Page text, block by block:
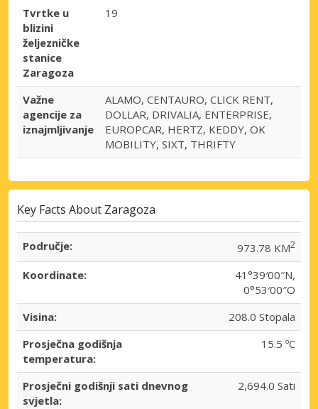
Tvrtke u
blizini
željezničke
stanice
Zaragoza
19
Važne
agencije za
iznajmljivanje
ALAMO, CENTAURO, CLICK RENT,
DOLLAR, DRIVALIA, ENTERPRISE,
EUROPCAR, HERTZ, KEDDY, OK
MOBILITY, SIXT, THRIFTY
Key Facts About Zaragoza
Područje: 973.78 KM2
Koordinate:
41°39′00″N,
0°53′00″O
Visina:
208.0 Stopala
Prosječna godišnja
temperatura:
15.5 ºC
Prosječni godišnji sati dnevnog
svjetla:
2,694.0 Sati